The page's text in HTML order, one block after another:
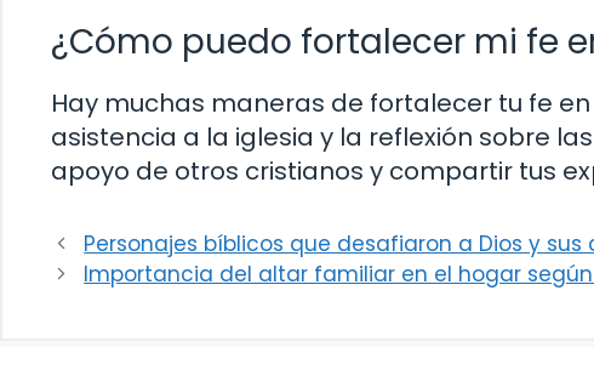
¿Cómo puedo fortalecer mi fe
Hay muchas maneras de fortalecer tu fe
asistencia a la iglesia y la reflexión sobre
apoyo de otros cristianos y compartir tus
Personajes bíblicos que desafiaron a Dios y
Importancia del altar familiar en el hogar según